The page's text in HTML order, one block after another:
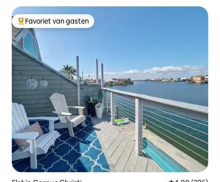
Topfavoriet van gasten
Favoriet van gasten